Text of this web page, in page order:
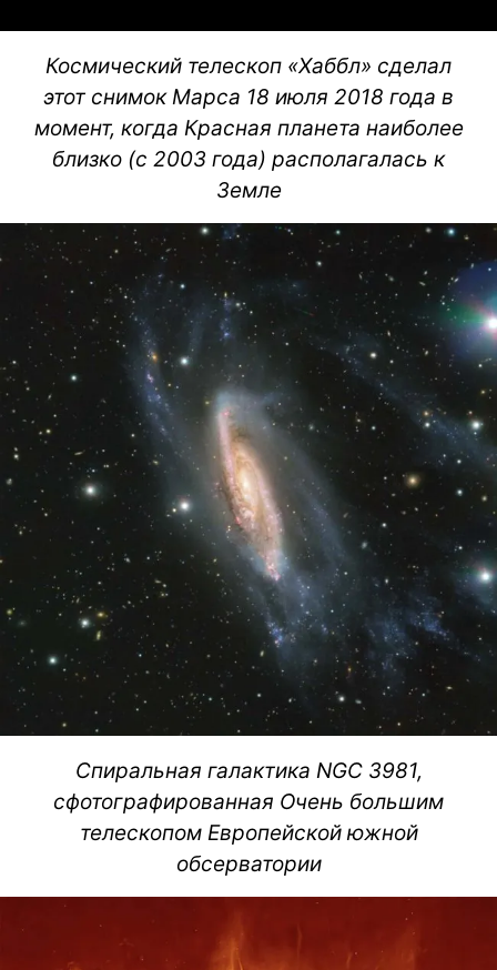
Космический телескоп «Хаббл» сделал
этот снимок Марса 18 июля 2018 года в
момент, когда Красная планета наиболее
близко (с 2003 года) располагалась к
Земле
Спиральная галактика NGC 3981,
сфотографированная Очень большим
телескопом Европейской южной
обсерватории